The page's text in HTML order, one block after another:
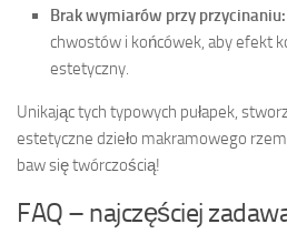
Brak wymiarów przy przycinaniu:
chwostów i końcówek, aby efekt
estetyczny.
Unikając tych typowych pułapek,
estetyczne dzieło makramowego
baw się twórczością!
FAQ – najczęściej